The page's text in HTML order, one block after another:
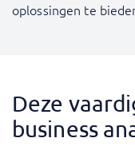
oplossingen te
Deze
business